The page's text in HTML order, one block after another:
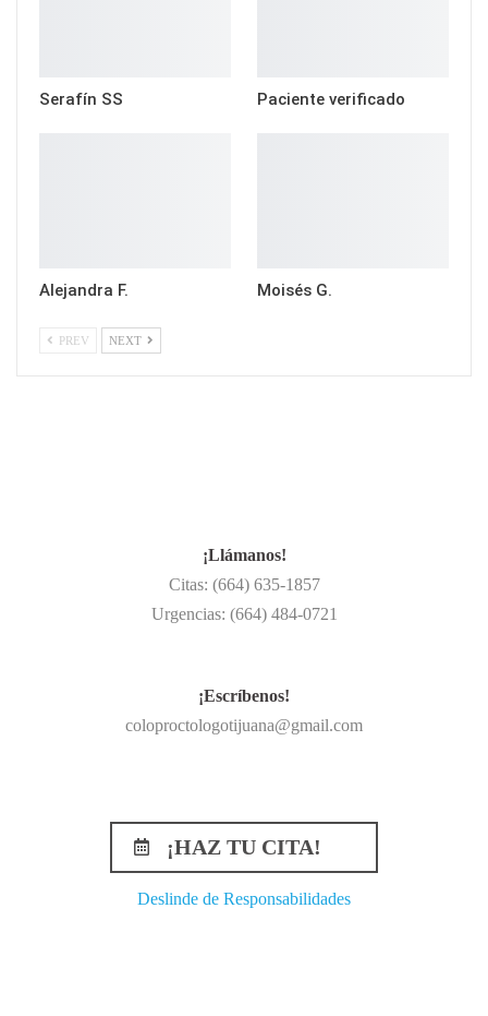
Serafín SS Paciente verificado
Alejandra F. Moisés G.
PREV NEXT
¡Llámanos!
Citas: (664) 635-1857
Urgencias: (664) 484-0721
¡Escríbenos!
coloproctologotijuana@gmail.com
¡HAZ TU CITA!
Deslinde de Responsabilidades